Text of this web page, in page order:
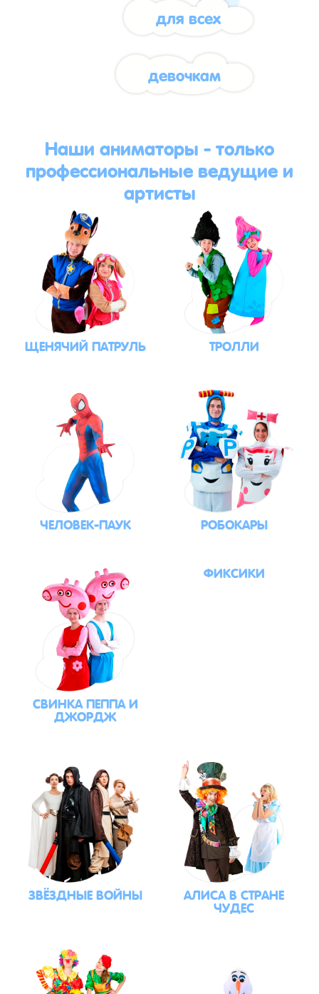
для всех
девочкам
Наши аниматоры - только
профессиональные ведущие и
артисты
ЩЕНЯЧИЙ ПАТРУЛЬ ТРОЛЛИ
ЧЕЛОВЕК-ПАУК РОБОКАРЫ
СВИНКА ПЕППА И
ДЖОРДЖ
ФИКСИКИ
ЗВЁЗДНЫЕ ВОЙНЫ АЛИСА В СТРАНЕ
ЧУДЕС